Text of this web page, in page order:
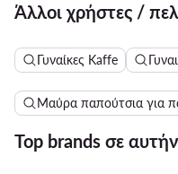
Άλλοι χρήστες /
Γυναίκες Kaffe
Μαύρα παπούτσια για
Top brands σε